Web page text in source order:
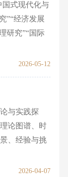
国式现代化与
”“经济发展
研究”“国际
2026-05-12
与实践探
论图谱、时
、经验与挑
2026-04-07